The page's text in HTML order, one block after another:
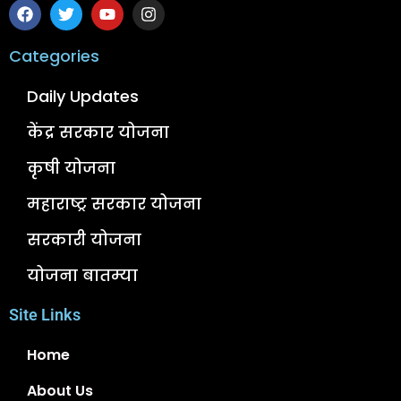
Categories
Daily Updates
केंद्र सरकार योजना
कृषी योजना
महाराष्ट्र सरकार योजना
सरकारी योजना
योजना बातम्या
Site Links
Home
About Us